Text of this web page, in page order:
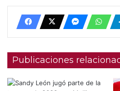
Publicaciones